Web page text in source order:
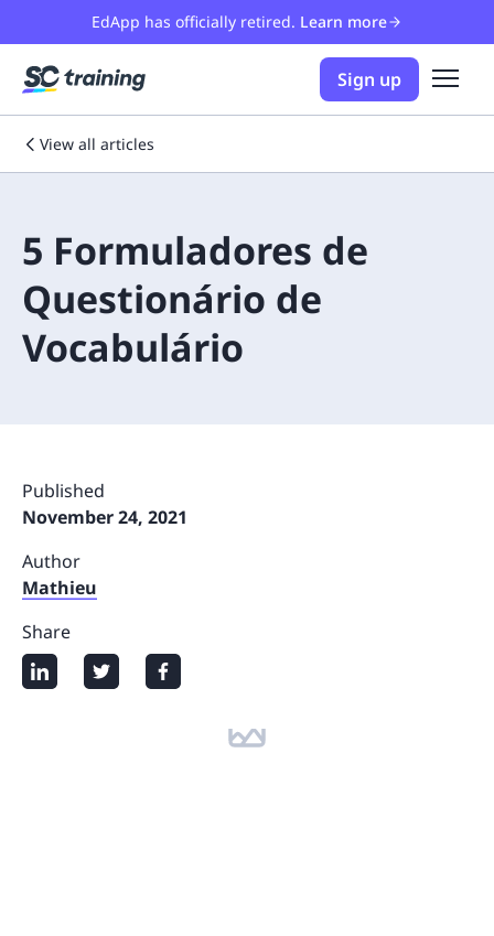
EdApp has officially retired. Learn more
Sign up
View all articles
5 Formuladores de
Questionário de
Vocabulário
Published
November 24, 2021
Author
Mathieu
Share